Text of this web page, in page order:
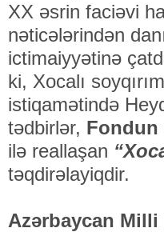
XX əsrin faciəvi
nəticələrindən
ictimaiyyətinə
ki, Xocalı
istiqamətində
tədbirlər, Fondun
ilə reallaşan
təqdirəlayiqdir.
Azərbaycan Milli